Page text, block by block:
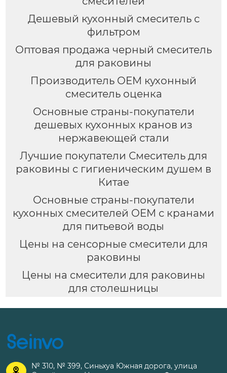
Дешевый кухонный смеситель с
фильтром
Оптовая продажа черный смеситель
для раковины
Производитель OEM кухонный
смеситель оценка
Основные страны-покупатели
дешевых кухонных кранов из
нержавеющей стали
Лучшие покупатели Смеситель для
раковины с гигиеническим душем в
Китае
Основные страны-покупатели
кухонных смесителей OEM с кранами
для питьевой воды
Цены на сенсорные смесители для
раковины
Цены на смесители для раковины
для столешницы

№ 310, № 399, Синьхуа Южная дорога, улица